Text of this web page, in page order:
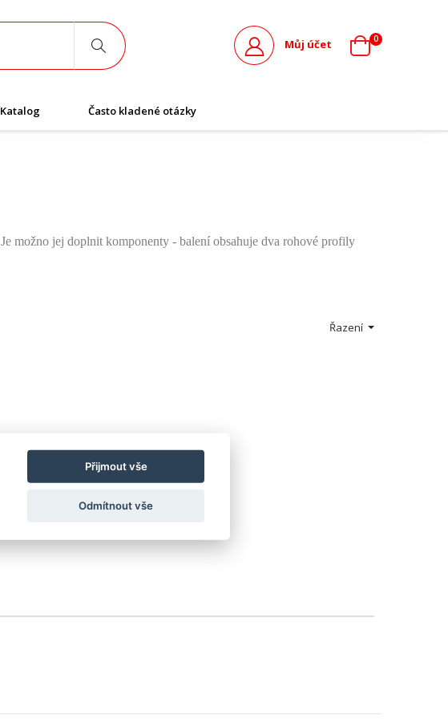
Můj účet 0
Katalog Často kladené otázky
možno jej doplnit komponenty - balení obsahuje dva rohové profily
Řazení
Přijmout vše
Odmítnout vše